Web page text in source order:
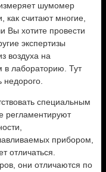
шумомер
как считают многие,
Вы хотите провести
экспертизы
воздуха на
в лабораторию. Тут
специальным
регламентируют
прибором,
отличаться.
они отличаются по